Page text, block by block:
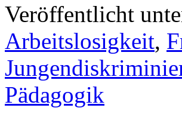
Veröffentlicht
Arbeitslosigkeit,
Pädagogik